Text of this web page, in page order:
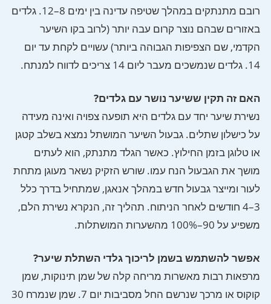
רובם מתנתקים במהלך שטיפה עדינה בין ימים 8–12. גלדים
באזורים שבהם נוצר קרום עבה יותר (לרוב בקו השיער
הקדמי, שם הצפיפות הגבוהה ביותר) עשויים לקחת עד יום
14. גלדים שנמשכים מעבר ליום 14 צריכים לדווח למנתח.
האם זה תקין ששיער נושר עם גלדים?
נשירת שיער יחד עם גלדים היא תופעה צפויה ואינה מעידה
על כישלון שתלים. גבעול השיער המושתל נמצא בשלב קטגן
או טלוגן בזמן החילוץ. כאשר הגלד מתנתק, הוא לעתים
מושך את הגבעול הנח עמו. שורש הזקיק נשאר מעוגן מתחת
לעור ומייצר גבעול חדש במהלך אנאגן, שמתחיל בדרך כלל
3–4 חודשים לאחר הניתוח. תהליך זה, הנקרא נשירת הלם,
משפיע על 90–100% מהשערות המושתלות.
אפשר להשתמש בשמן לריכוך גלדי השתלת שיער?
מרפאות רבות מאשרות מריחה קלה של שמן תינוקות, שמן
קוקוס או מרכך שנרשם החל מסביבות יום 7. שמן שנמרח 30